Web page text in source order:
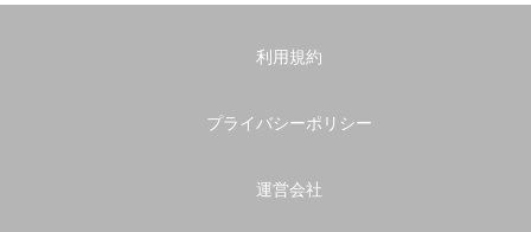
利用規約
プライバシーポリシー
運営会社